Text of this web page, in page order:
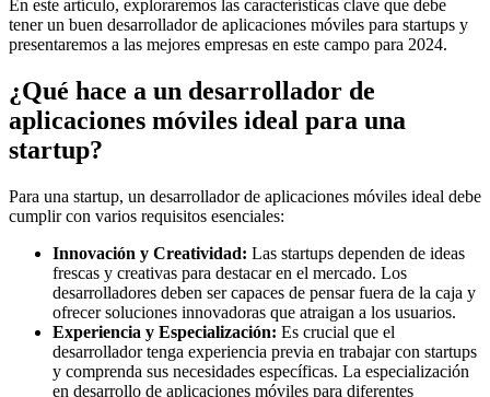
En este artículo, exploraremos las características clave que debe
tener un buen desarrollador de aplicaciones móviles para startups y
presentaremos a las mejores empresas en este campo para 2024.
¿Qué hace a un desarrollador de
aplicaciones móviles ideal para una
startup?
Para una startup, un desarrollador de aplicaciones móviles ideal debe
cumplir con varios requisitos esenciales:
Innovación y Creatividad: Las startups dependen de ideas
frescas y creativas para destacar en el mercado. Los
desarrolladores deben ser capaces de pensar fuera de la caja y
ofrecer soluciones innovadoras que atraigan a los usuarios.
Experiencia y Especialización: Es crucial que el
desarrollador tenga experiencia previa en trabajar con startups
y comprenda sus necesidades específicas. La especialización
en desarrollo de aplicaciones móviles para diferentes